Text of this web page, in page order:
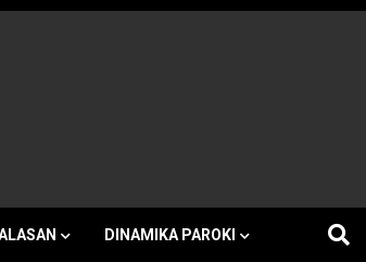
DINAMIKA PAROKI